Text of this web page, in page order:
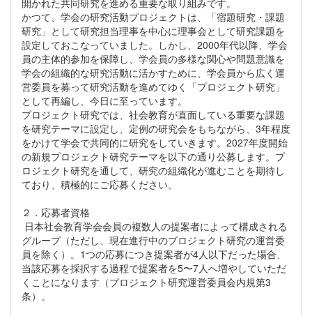
開かれた共同研究を進める重要な取り組みです。
かつて、学会の研究活動プロジェクトは、「宿題研究・課題
研究」として研究担当理事を中心に理事会として研究課題を
設定しておこなっていました。しかし、2000年代以降、学会
員の主体的参加を保障し、学会員の多様な関心や問題意識を
学会の組織的な研究活動に活かすために、学会員から広く運
営委員を募って研究活動を進めてゆく「プロジェクト研究」
として再編し、今日に至っています。
プロジェクト研究では、社会教育が直面している重要な課題
を研究テーマに設定し、定例の研究会をもちながら、3年程度
をかけて学会で共同的に研究をしていきます。2027年度開始
の新規プロジェクト研究テーマを以下の通り公募します。プ
ロジェクト研究を通して、研究の組織化が進むことを期待し
ており、積極的にご応募ください。
２．応募者資格
日本社会教育学会会員の複数人の提案者によって構成される
グループ（ただし、現在進行中のプロジェクト研究の運営委
員を除く）。1つの応募につき提案者が4人以下だった場合、
当該応募を採択する過程で提案者を5〜7人へ増やしていただ
くことになります（プロジェクト研究運営委員会内規第3
条）。